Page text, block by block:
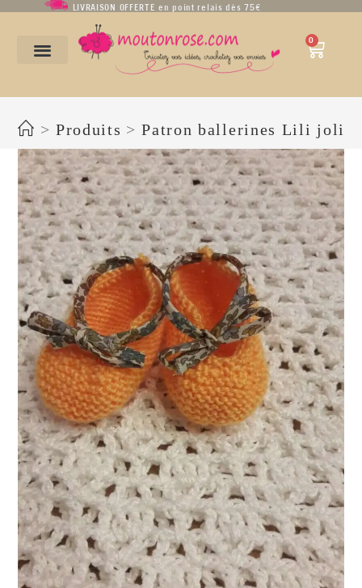
LIVRAISON OFFERTE en point relais dès 75€
0
> Produits > Patron ballerines Lili jolie